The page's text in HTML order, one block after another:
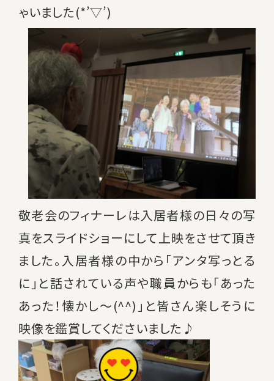
ゃいました(*’▽’)
敬老会のフィナーレは入居者様の日々の写
真をスライドショーにして上映をさせて頂き
ました。入居者様の中から「アンタ写っとる
に」と話されている声や職員からも「あった
あった！懐かし～(^^)」と皆さん楽しそうに
映像を鑑賞してくださいました♪